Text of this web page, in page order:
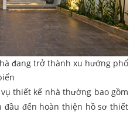
đang trở thành xu hướng phổ
thiết kế nhà thường bao gồm
đến hoàn thiện hồ sơ thiết